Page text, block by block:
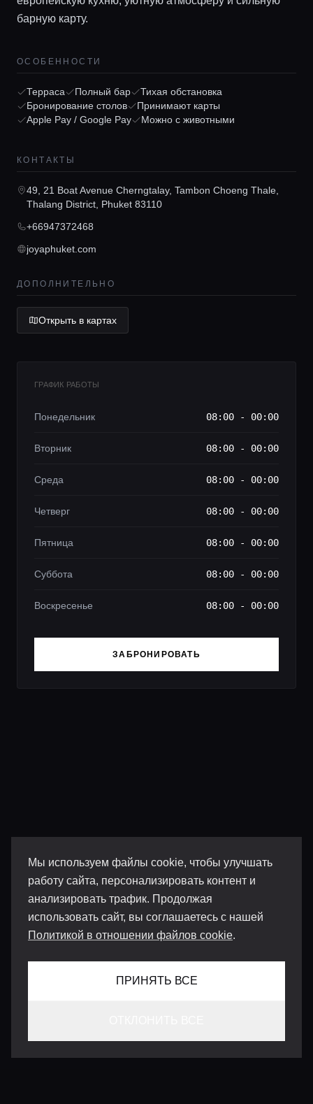
Мы используем файлы cookie, чтобы улучшать
работу сайта, персонализировать контент и
анализировать трафик. Продолжая
использовать сайт, вы соглашаетесь с нашей
Политикой в отношении файлов cookie.
ПРИНЯТЬ ВСЕ
Главная
Локации
Консьерж сервис
Lifestyle журнал
барную карту.
ОСОБЕННОСТИ
Терраса Полный бар
Тихая обстановка
Бронирование столов
Принимают карты
Apple Pay / Google Pay
Можно с животными
КОНТАКТЫ
49, 21 Boat Avenue Cherngtalay, Tambon Choeng Thale,
Thalang District, Phuket 83110
+66947372468
joyaphuket.com
ДОПОЛНИТЕЛЬНО
Открыть в картах
ГРАФИК РАБОТЫ
Понедельник 08:00 - 00:00
Вторник 08:00 - 00:00
Среда 08:00 - 00:00
Четверг 08:00 - 00:00
Пятница 08:00 - 00:00
Суббота 08:00 - 00:00
Воскресенье 08:00 - 00:00
ЗАБРОНИРОВАТЬ